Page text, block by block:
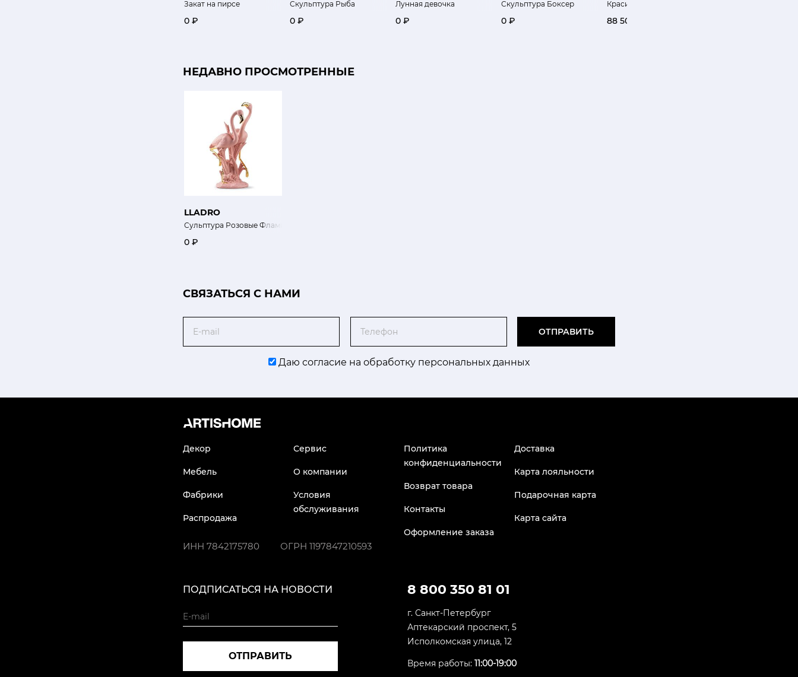
Закат на пирсе
0 ₽
Скульптура Рыба
0 ₽
Лунная девочка
0 ₽
Скульптура Боксер
0 ₽
Красивый ангел
88 500 ₽
НЕДАВНО ПРОСМОТРЕННЫЕ
LLADRO
Сульптура Розовые Фламинго
0 ₽
CВЯЗАТЬСЯ С НАМИ
ОТПРАВИТЬ
Даю согласие на обработку персональных данных
Декор
Мебель
Фабрики
Распродажа
Сервис
О компании
Условия
обслуживания
Политика
конфиденциальности
Возврат товара
Контакты
Оформление заказа
Доставка
Карта лояльности
Подарочная карта
Карта сайта
ИНН 7842175780 ОГРН 1197847210593
8 800 350 81 01
г. Санкт-Петербург
Аптекарский проспект, 5
Исполкомская улица, 12
Время работы: 11:00-19:00
ПОДПИСАТЬСЯ НА НОВОСТИ
ОТПРАВИТЬ